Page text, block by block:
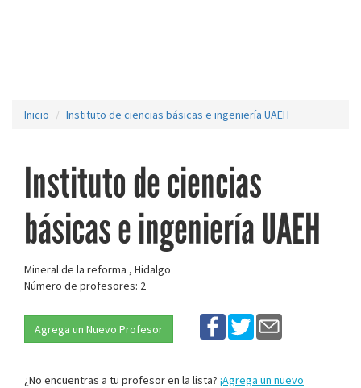
Inicio Instituto de ciencias básicas e ingeniería UAEH
Instituto de ciencias
básicas e ingeniería UAEH
Mineral de la reforma , Hidalgo
Número de profesores: 2
Agrega un Nuevo Profesor
¿No encuentras a tu profesor en la lista? ¡Agrega un nuevo